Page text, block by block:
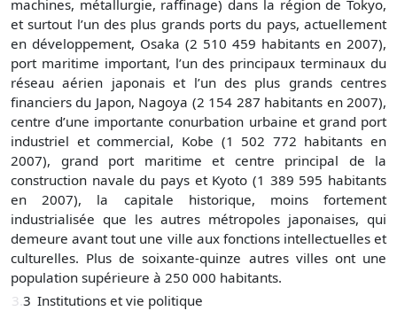
machines, métallurgie, raffinage) dans la région de Tokyo,
et surtout l’un des plus grands ports du pays, actuellement
en développement, Osaka (2 510 459 habitants en 2007),
port maritime important, l’un des principaux terminaux du
réseau aérien japonais et l’un des plus grands centres
financiers du Japon, Nagoya (2 154 287 habitants en 2007),
centre d’une importante conurbation urbaine et grand port
industriel et commercial, Kobe (1 502 772 habitants en
2007), grand port maritime et centre principal de la
construction navale du pays et Kyoto (1 389 595 habitants
en 2007), la capitale historique, moins fortement
industrialisée que les autres métropoles japonaises, qui
demeure avant tout une ville aux fonctions intellectuelles et
culturelles. Plus de soixante-quinze autres villes ont une
population supérieure à 250 000 habitants.
3.3 Institutions et vie politique